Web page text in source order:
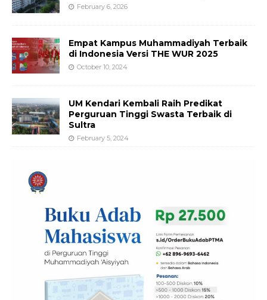
February 6, 2026
Empat Kampus Muhammadiyah Terbaik
di Indonesia Versi THE WUR 2025
October 10, 2024
UM Kendari Kembali Raih Predikat
Perguruan Tinggi Swasta Terbaik di
Sultra
February 5, 2024